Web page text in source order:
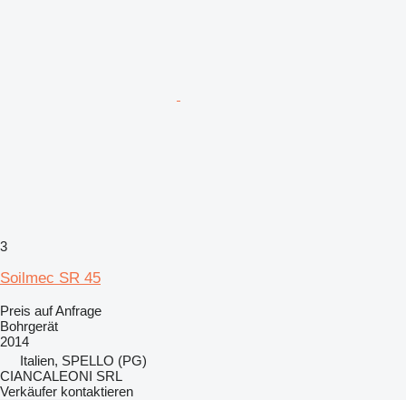
3
Soilmec SR 45
Preis auf Anfrage
Bohrgerät
2014
Italien, SPELLO (PG)
CIANCALEONI SRL
Verkäufer kontaktieren